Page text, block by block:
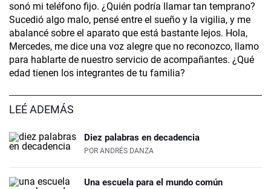
sonó mi teléfono fijo. ¿Quién podría llamar tan temprano?
Sucedió algo malo, pensé entre el sueño y la vigilia, y me
abalancé sobre el aparato que está bastante lejos. Hola,
Mercedes, me dice una voz alegre que no reconozco, llamo
para hablarte de nuestro servicio de acompañantes. ¿Qué
edad tienen los integrantes de tu familia?
LEÉ ADEMÁS
Diez palabras en decadencia
POR ANDRÉS DANZA
Una escuela para el mundo común